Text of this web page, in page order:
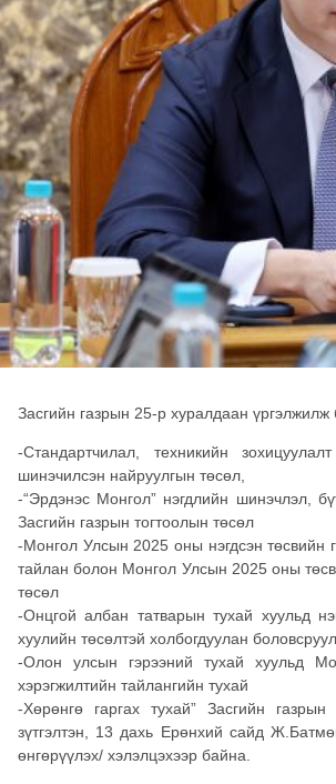
Засгийн газрын 25-р хуралдаан үргэлжилж
-Стандартчилал, техникийн
шинэчилсэн найруулгын төсөл,
-“Эрдэнэс Монгол” нэгдлийн шинэчлэл,
Засгийн газрын тогтоолын төсөл
-Монгол Улсын 2025 оны нэгдсэн төсвийн
тайлан болон Монгол Улсын 2025 оны
төсөл
-Онцгой албан татварын тухай хуульд
хуулийн төсөлтэй холбогдуулан
-Олон улсын гэрээний тухай хуульд
хэрэгжилтийн тайлангийн тухай
-Хөрөнгө гаргах тухай” Засгийн
зүтгэлтэн, 13 дахь Ерөнхий сайд
өнгөрүүлэх/ хэлэлцэхээр байна.